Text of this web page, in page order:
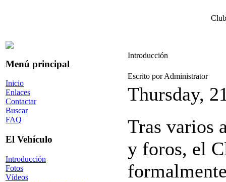
Menú principal
Inicio
Enlaces
Contactar
Buscar
FAQ
El Vehículo
Introducción
Fotos
Vídeos
Introducción
Escrito por Administrator
Thursday,
Tras varios
y foros, el